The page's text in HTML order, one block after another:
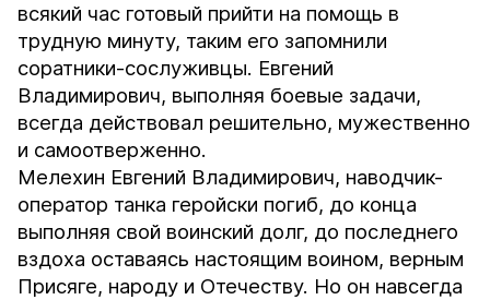
всякий час готовый прийти на помощь в
трудную минуту, таким его запомнили
соратники-сослуживцы. Евгений
Владимирович, выполняя боевые задачи,
всегда действовал решительно, мужественно
и самоотверженно.
Мелехин Евгений Владимирович, наводчик-
оператор танка геройски погиб, до конца
выполняя свой воинский долг, до последнего
вздоха оставаясь настоящим воином, верным
Присяге, народу и Отечеству. Но он навсегда